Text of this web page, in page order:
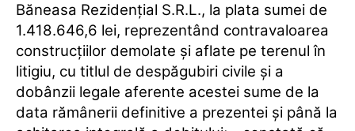
Băneasa Rezidenţial S.R.L., la plata sumei de
1.418.646,6 lei, reprezentând contravaloarea
construcţiilor demolate şi aflate pe terenul în
litigiu, cu titlul de despăgubiri civile şi a
dobânzii legale aferente acestei sume de la
data rămânerii definitive a prezentei şi până la